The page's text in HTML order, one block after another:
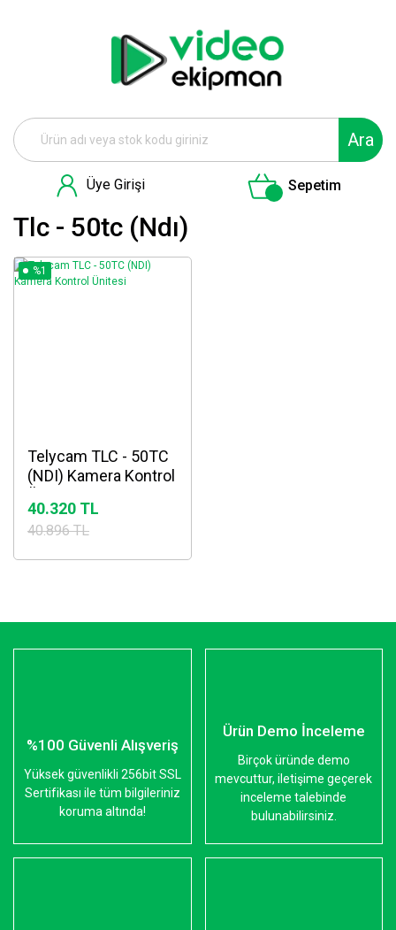
Ara
Üye Girişi Sepetim
Tlc - 50tc (ndı)
%1
Telycam TLC - 50TC
(NDI) Kamera Kontrol
40.320 TL
40.896 TL
%100 Güvenli Alışveriş
Yüksek güvenlikli 256bit SSL
Sertifikası ile tüm bilgileriniz
koruma altında!
Ürün Demo İnceleme
Birçok üründe demo
mevcuttur, iletişime geçerek
inceleme talebinde
bulunabilirsiniz.